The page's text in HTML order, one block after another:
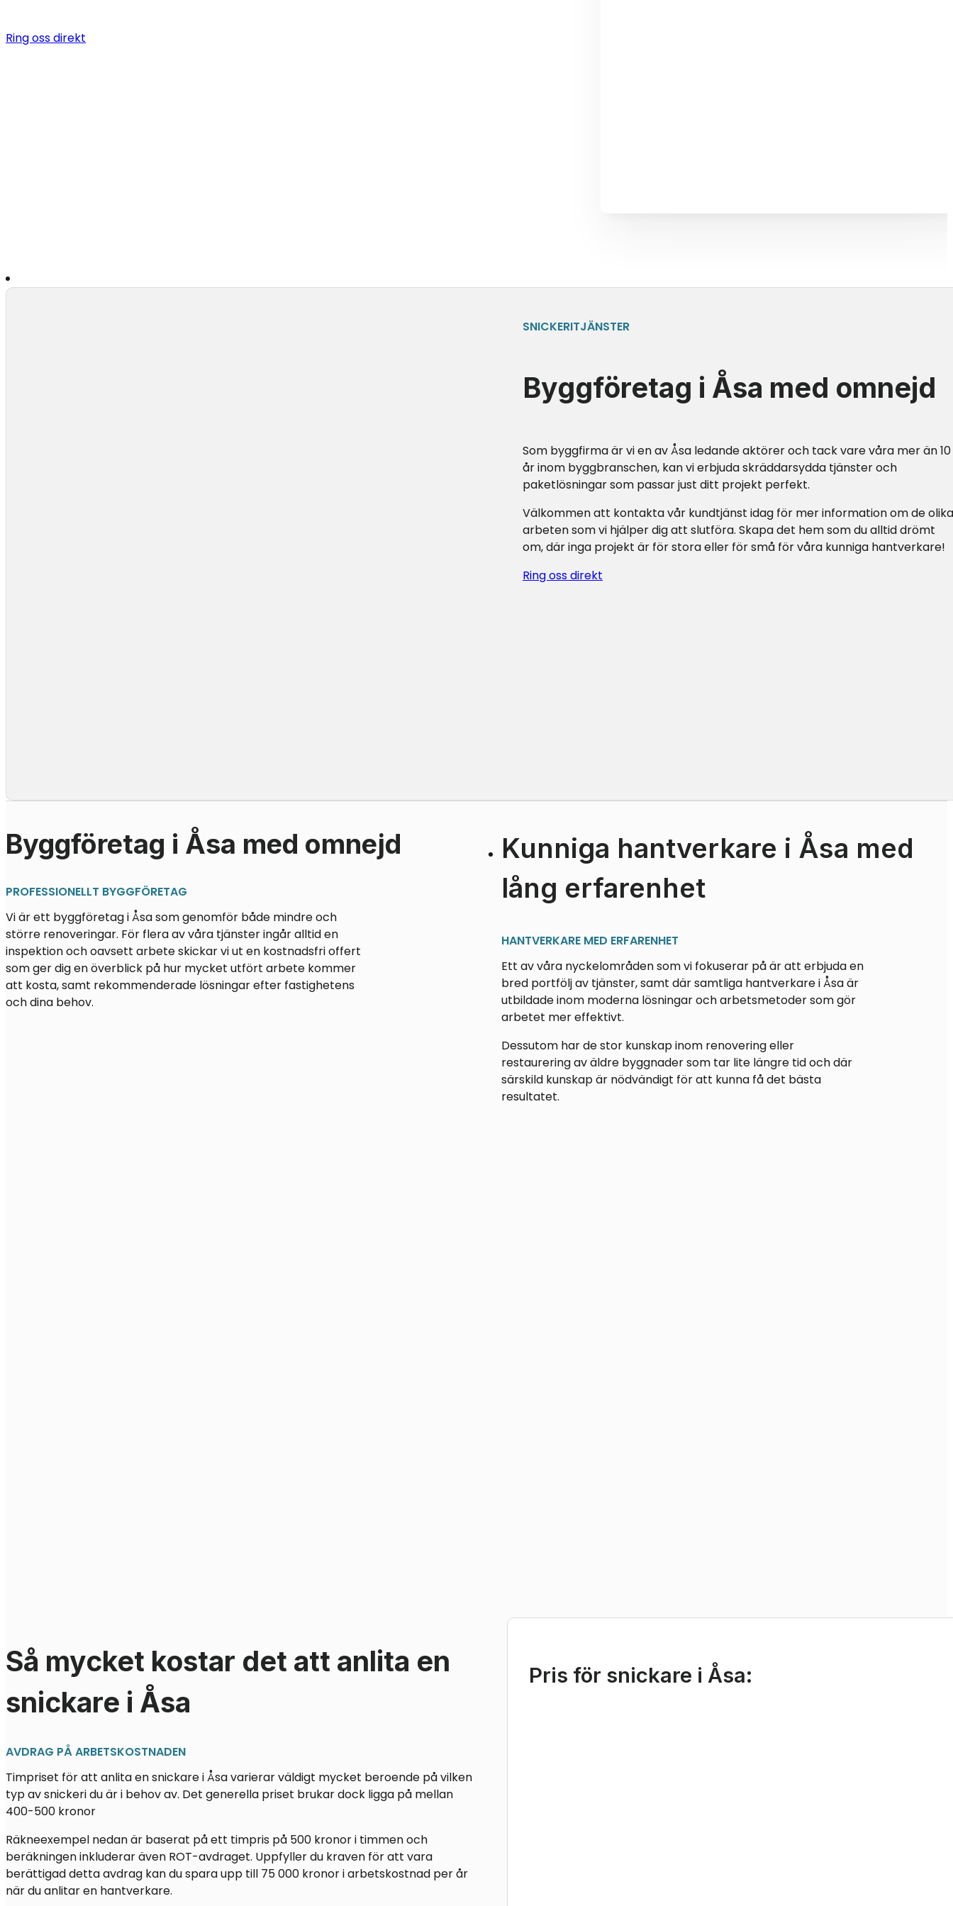
Ring oss direkt
Byggföretag i Åsa med omnejd
Som byggfirma är vi en av Åsa ledande aktörer och tack vare våra mer än 10
år inom byggbranschen, kan vi erbjuda skräddarsydda tjänster och
paketlösningar som passar just ditt projekt perfekt.
Välkommen att kontakta vår kundtjänst idag för mer information om de olika
arbeten som vi hjälper dig att slutföra. Skapa det hem som du alltid drömt
om, där inga projekt är för stora eller för små för våra kunniga hantverkare!
SNICKERITJÄNSTER
Ring oss direkt
Byggföretag i Åsa med omnejd
PROFESSIONELLT BYGGFÖRETAG
Vi är ett byggföretag i Åsa som genomför både mindre och
större renoveringar. För flera av våra tjänster ingår alltid en
inspektion och oavsett arbete skickar vi ut en kostnadsfri offert
som ger dig en överblick på hur mycket utfört arbete kommer
att kosta, samt rekommenderade lösningar efter fastighetens
och dina behov.
Kunniga hantverkare i Åsa med
lång erfarenhet
HANTVERKARE MED ERFARENHET
Ett av våra nyckelområden som vi fokuserar på är att erbjuda en
bred portfölj av tjänster, samt där samtliga hantverkare i Åsa är
utbildade inom moderna lösningar och arbetsmetoder som gör
arbetet mer effektivt.
Dessutom har de stor kunskap inom renovering eller
restaurering av äldre byggnader som tar lite längre tid och där
särskild kunskap är nödvändigt för att kunna få det bästa
resultatet.
Så mycket kostar det att anlita en
snickare i Åsa
AVDRAG PÅ ARBETSKOSTNADEN
Timpriset för att anlita en snickare i Åsa varierar väldigt mycket beroende på vilken
typ av snickeri du är i behov av. Det generella priset brukar dock ligga på mellan
400-500 kronor
Räkneexempel nedan är baserat på ett timpris på 500 kronor i timmen och
beräkningen inkluderar även ROT-avdraget. Uppfyller du kraven för att vara
berättigad detta avdrag kan du spara upp till 75 000 kronor i arbetskostnad per år
när du anlitar en hantverkare.
Pris för snickare i Åsa: